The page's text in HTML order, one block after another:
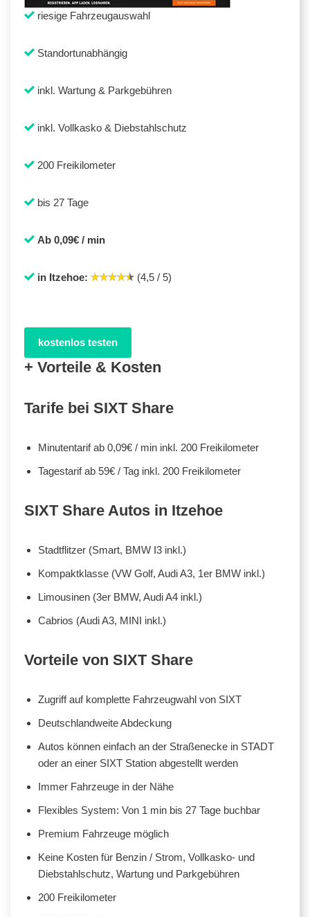
riesige Fahrzeugauswahl
Standortunabhängig
inkl. Wartung & Parkgebühren
inkl. Vollkasko & Diebstahlschutz
200 Freikilometer
bis 27 Tage
Ab 0,09€ / min
in Itzehoe: (4,5 / 5)
kostenlos testen
+ Vorteile & Kosten
Tarife bei SIXT Share
Minutentarif ab 0,09€ / min inkl. 200 Freikilometer
Tagestarif ab 59€ / Tag inkl. 200 Freikilometer
SIXT Share Autos in Itzehoe
Stadtflitzer (Smart, BMW I3 inkl.)
Kompaktklasse (VW Golf, Audi A3, 1er BMW inkl.)
Limousinen (3er BMW, Audi A4 inkl.)
Cabrios (Audi A3, MINI inkl.)
Vorteile von SIXT Share
Zugriff auf komplette Fahrzeugwahl von SIXT
Deutschlandweite Abdeckung
Autos können einfach an der Straßenecke in STADT
oder an einer SIXT Station abgestellt werden
Immer Fahrzeuge in der Nähe
Flexibles System: Von 1 min bis 27 Tage buchbar
Premium Fahrzeuge möglich
Keine Kosten für Benzin / Strom, Vollkasko- und
Diebstahlschutz, Wartung und Parkgebühren
200 Freikilometer